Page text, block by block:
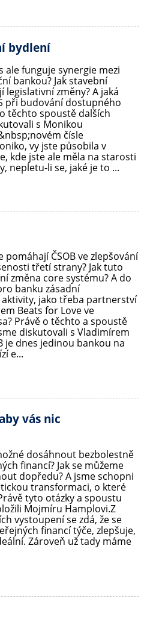
bydlení
ale funguje synergie mezi
bankou? Jak stavební
legislativní změny? A jaká
při budování dostupného
těchto spoustě dalších
s Monikou
čísle
vy jste působila v
kde jste ale měla na starosti
nepletu-li se, jaké je to ...
pomáhají ČSOB ve zlepšování
třetí strany? Jak tuto
změna core systému? A do
banku zásadní
jako třeba partnerství
Beats for Love ve
Právě o těchto a spoustě
diskutovali s Vladimírem
je dnes jedinou bankou na
e...
vás nic
dosáhnout bezbolestně
financí? Jak se můžeme
dopředu? A jsme schopni
transformaci, o které
tyto otázky a spoustu
Mojmíru Hamplovi.Z
vystoupení se zdá, že se
financí týče, zlepšuje,
Zároveň už tady máme